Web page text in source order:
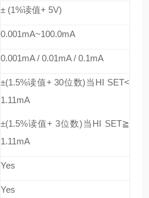
± (1%读值+ 5V)
0.001mA~100.0mA
0.001mA / 0.01mA / 0.1mA
±(1.5%读值+ 30位数)当 HI SET<
1.11mA
±(1.5%读值+ 3位数)当 HI SET≧
1.11mA
Yes
Yes